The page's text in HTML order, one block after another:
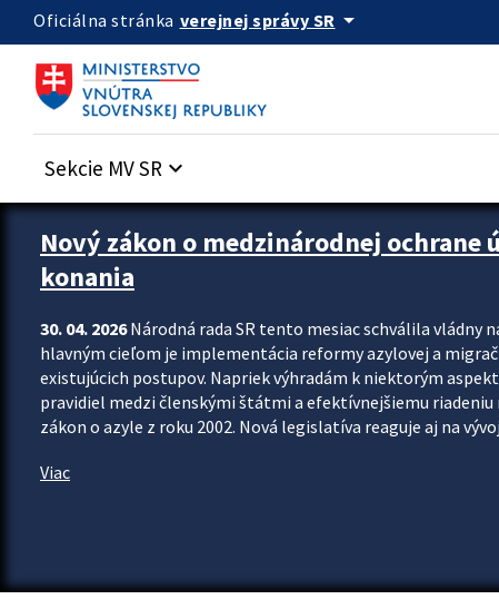
Preskocit na hlavný obsah
Oficiálna stránka verejnej správy SR arrow_drop_down
Sekcie MV SR keyboard_arrow_down
Zastavit automatický posun upútavok
Nový zákon o medzinárodnej ochrane
konania
30. 04. 2026Národná rada SR tento mesiac schválila vládny
hlavným cieľom je implementácia reformy azylovej a
existujúcich postupov. Napriek výhradám k niektorým
pravidiel medzi členskými štátmi a efektívnejšiemu
zákon o azyle z roku 2002. Nová legislatíva reaguje aj na
Viac